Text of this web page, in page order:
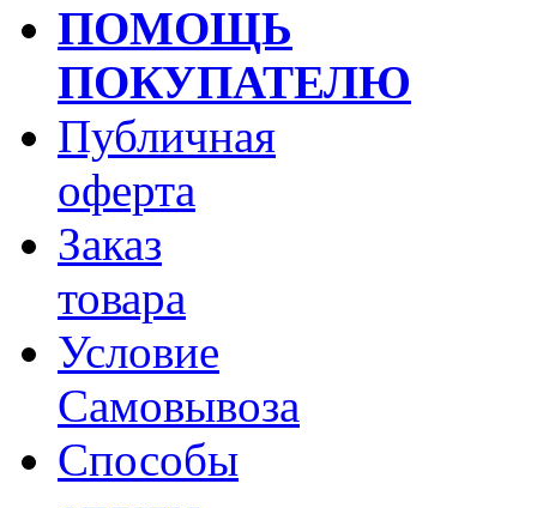
ПОМОЩЬ
ПОКУПАТЕЛЮ
Публичная
оферта
Заказ
товара
Условие
Самовывоза
Способы